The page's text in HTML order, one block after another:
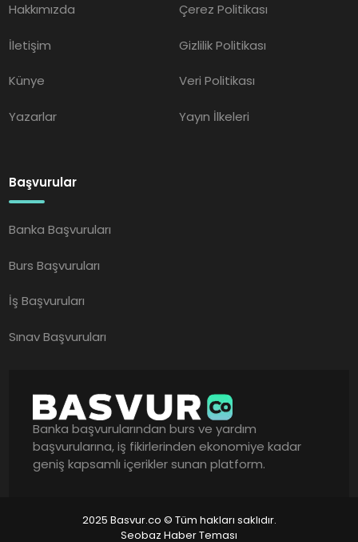
Hakkımızda
İletişim
Künye
Yazarlar
Çerez Politikası
Gizlilik Politikası
Veri Politikası
Yayın İlkeleri
Başvurular
Banka Başvuruları
Burs Başvuruları
İş Başvuruları
Sınav Başvuruları
Banka başvurularından burs ve yardım
başvurularına, iş fikirlerinden ekonomiye kadar
geniş kapsamlı içerikler sunan platform.
2025 Basvur.co © Tüm hakları saklıdır.
Seobaz Haber Teması